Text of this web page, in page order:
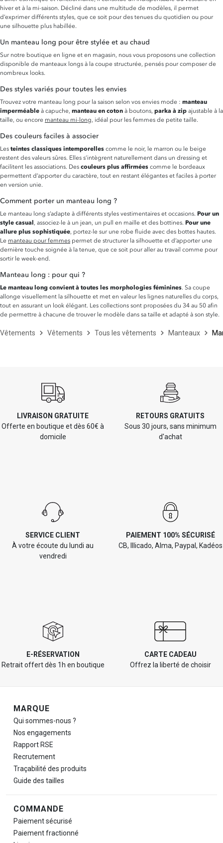
hiver et à la mi-saison. Décliné dans une multitude de modèles, il permet
d’exprimer différents styles, que ce soit pour des tenues du quotidien ou pour
une silhouette plus habillée.
Un manteau long pour être stylée et au chaud
Sur notre boutique en ligne et en magasin, nous vous proposons une collection
disponible de manteaux longs à la coupe structurée, pensés pour composer de
nombreux looks.
Des styles variés pour toutes les envies
Trouvez votre manteau long pour la saison selon vos envies mode : manteau
imperméable à capuche, manteau en coton à boutons, parka à zip ajustable à la
taille, ou encore manteau mi-long , idéal pour les femmes de petite taille.
Des couleurs faciles à associer
Les teintes classiques intemporelles comme le noir, le marron ou le beige
restent des valeurs sûres. Elles s’intègrent naturellement dans un dressing et
facilitent les associations. Des couleurs plus affirmées comme le bordeaux
permettent d’apporter du caractère, tout en restant élégantes et faciles à porter
en version unie.
Comment porter un manteau long ?
Le manteau long s’adapte à différents styles vestimentaires et occasions. Pour un
style casual , associez-le à un jean, un pull en maille et des bottines. Pour une
allure plus sophistiquée , portez-le sur une robe fluide avec des bottes hautes.
Le manteau pour femmes permet de structurer la silhouette et d’apporter une
dernière touche soignée à la tenue, que ce soit pour aller au travail comme pour
sortir le week-end.
Manteau long : pour qui ?
Le manteau long convient à toutes les morphologies féminines. Sa coupe
allonge visuellement la silhouette et met en valeur les lignes naturelles du corps,
tout en assurant un look élégant. Les collections sont proposées du 34 au 50 afin
de permettre à chacune de trouver le modèle dans sa taille et adapté à son style.
Vêtements Vêtements Tous les vêtements Manteaux
LIVRAISON GRATUITE
Offerte en boutique et dès 60€ à
domicile
RETOURS GRATUITS
Sous 30 jours, sans minimum
d'achat
SERVICE CLIENT
À votre écoute du lundi au
vendredi
PAIEMENT 100% SÉCURISÉ
CB, Illicado, Alma, Paypal, Kadéos
E-RÉSERVATION
Retrait offert dès 1h en boutique
CARTE CADEAU
Offrez la liberté de choisir
Navigation de pied de page
MARQUE
Qui sommes-nous ?
Nos engagements
Rapport RSE
Recrutement
Traçabilité des produits
Guide des tailles
COMMANDE
Paiement sécurisé
Paiement fractionné